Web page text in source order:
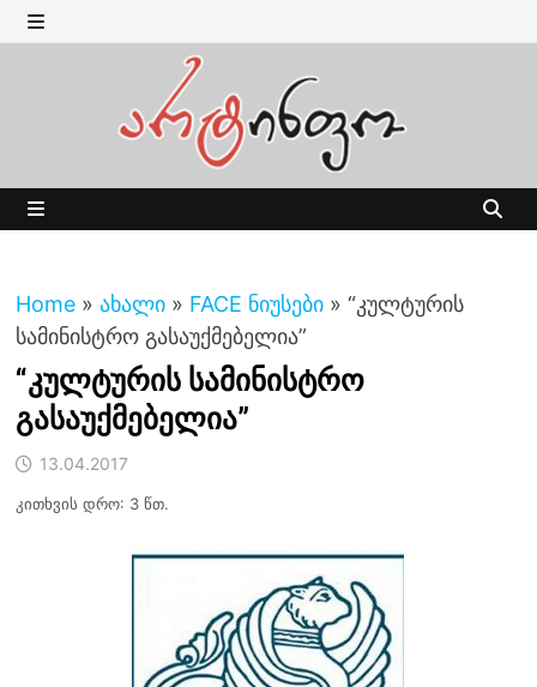
Skip
to MENU
Home » ახალი » FACE ნიუსები » “კულტურის
სამინისტრო გასაუქმებელია”
“კულტურის სამინისტრო
გასაუქმებელია”
13.04.2017
კითხვის დრო: 3 წთ.